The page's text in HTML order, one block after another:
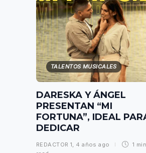
TALENTOS MUSICALES
DARESKA Y ÁNGEL
PRESENTAN “MI
FORTUNA”, IDEAL
DEDICAR
REDACTOR 1, 4 años ago
1 min